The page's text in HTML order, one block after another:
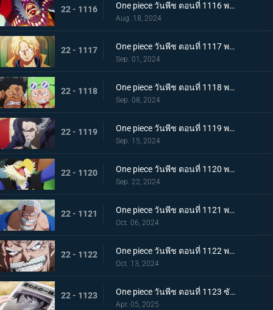
22 - 1116 One piece วันพีช ตอนที่ 1116 พากย์ไทย ไปรับมันกันเถอะ! คำประกาศใหญ่ของ Buggy
Aug. 18, 2024
22 - 1117 One piece วันพีช ตอนที่ 1117 พากย์ไทย ซาโบกลับมา - ความจริงอันน่าตกตะลึงที่ต้องบอก!
Sep. 01, 2024
22 - 1118 One piece วันพีช ตอนที่ 1118 พากย์ไทย ดินแดนศักดิ์สิทธิ์ในความวุ่นวาย! การโจมตีเต็มกำลังของ Sai และ Leo!
Sep. 08, 2024
22 - 1119 One piece วันพีช ตอนที่ 1119 พากย์ไทย ข้อความที่ได้รับมอบหมาย! การตัดสินใจของงูจงอาง
Sep. 15, 2024
22 - 1120 One piece วันพีช ตอนที่ 1120 พากย์ไทย โลกสั่นสะเทือน! คำพิพากษาของผู้ปกครองและการกระทำของผู้เฒ่าทั้งห้า!
Sep. 22, 2024
22 - 1121 One piece วันพีช ตอนที่ 1121 พากย์ไทย การ์ปและคุซัน - การปะทะกันของอาจารย์และลูกศิษย์
Oct. 06, 2024
22 - 1122 One piece วันพีช ตอนที่ 1122 พากย์ไทย บทเรียนสุดท้าย! ผลกระทบที่สืบทอดมา
Oct. 13, 2024
22 - 1123 One piece วันพีช ตอนที่ 1123 ซับไทย โลกสะเทือน! กลุ่มหมวกฟางจับตัวประกัน
Apr. 05, 2025